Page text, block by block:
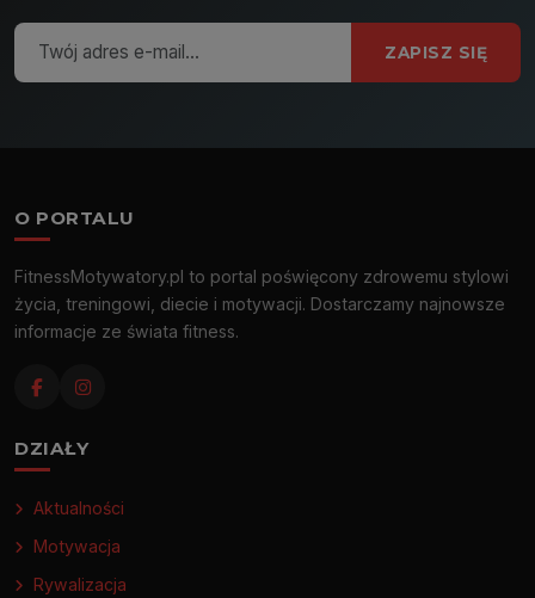
ZAPISZ SIĘ
O PORTALU
FitnessMotywatory.pl to portal poświęcony zdrowemu stylowi
życia, treningowi, diecie i motywacji. Dostarczamy najnowsze
informacje ze świata fitness.
DZIAŁY
Aktualności
Motywacja
Rywalizacja